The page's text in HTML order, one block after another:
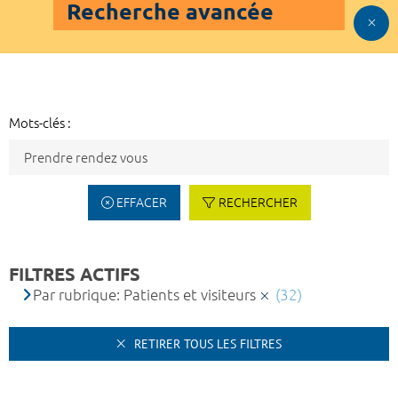
Recherche avancée
Mots-clés :
EFFACER RECHERCHER
FILTRES ACTIFS
Par rubrique: Patients et visiteurs (32)
RETIRER TOUS LES FILTRES